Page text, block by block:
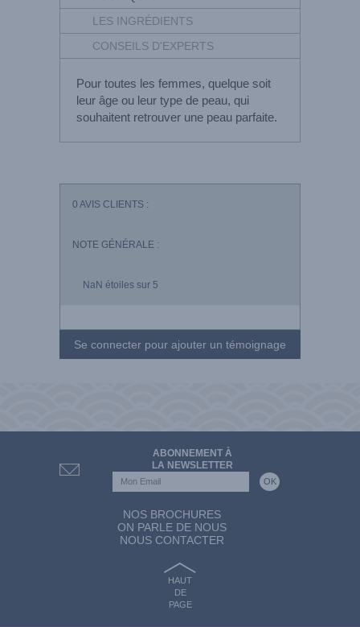
LES INGRÉDIENTS
CONSEILS D'EXPERTS
Pour toutes les femmes, quelque soit
leur âge ou leur type de peau, qui
souhaitent retrouver une peau parfaite.
0 AVIS CLIENTS :
NOTE GÉNÉRALE :
NaN étoiles sur 5
Se connecter pour ajouter un témoignage
ABONNEMENT À
LA NEWSLETTER
NOS BROCHURES
ON PARLE DE NOUS
NOUS CONTACTER
HAUT
DE
PAGE